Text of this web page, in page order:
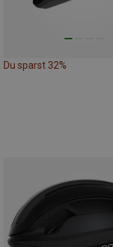
Du sparst 32%